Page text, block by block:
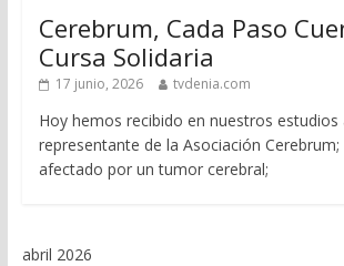
Cerebrum, Cada Paso
Cursa Solidaria
17 junio, 2026 tvdenia.com
Hoy hemos recibido en nuestros estudios
representante de la Asociación Cerebrum;
afectado por un tumor cerebral;
abril 2026